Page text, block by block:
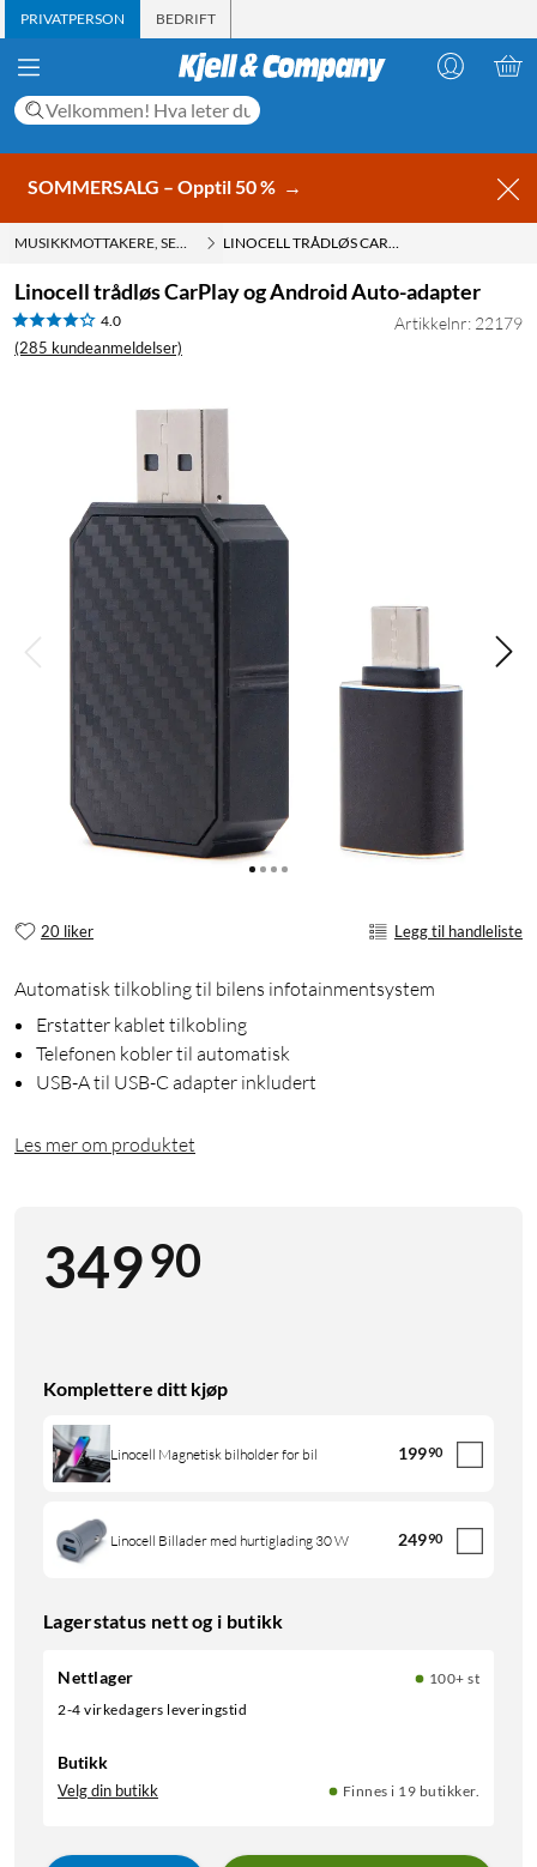
PRIVATPERSON BEDRIFT
SOMMERSALG – Opptil 50 % →
MUSIKKMOTTAKERE, SENDERE LINOCELL TRÅDLØS CARPLAY OG ANDROID AUTO-ADAPTER
Linocell trådløs CarPlay og Android Auto-adapter
4.0
(285 kundeanmeldelser)
Artikkelnr: 22179
20 liker Legg til handleliste
Automatisk tilkobling til bilens infotainmentsystem
Erstatter kablet tilkobling
Telefonen kobler til automatisk
USB-A til USB-C adapter inkludert
Les mer om produktet
34990
Komplettere ditt kjøp
Linocell Magnetisk bilholder for bil 19990
Linocell Billader med hurtiglading 30 W 24990
Lagerstatus nett og i butikk
Nettlager
100+ st
2-4 virkedagers leveringstid
Butikk
Velg din butikk Finnes i 19 butikker.